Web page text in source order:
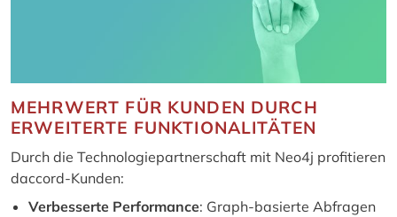
MEHRWERT FÜR KUNDEN DURCH
ERWEITERTE FUNKTIONALITÄTEN
Durch die Technologiepartnerschaft mit Neo4j profitieren
daccord-Kunden:
Verbesserte Performance: Graph-basierte Abfragen